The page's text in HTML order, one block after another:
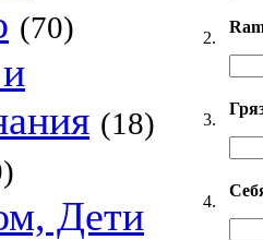
(70)
(18)
Дети
2.
3.
4.